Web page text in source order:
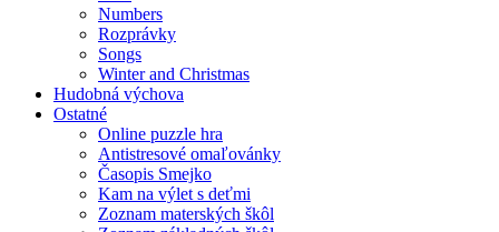
Numbers
Rozprávky
Songs
Winter and Christmas
Hudobná výchova
Ostatné
Online puzzle hra
Antistresové omaľovánky
Časopis Smejko
Kam na výlet s deťmi
Zoznam materských škôl